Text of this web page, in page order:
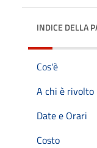
INDICE DELLA
Cos'è
A chi è rivolto
Date e Orari
Costo